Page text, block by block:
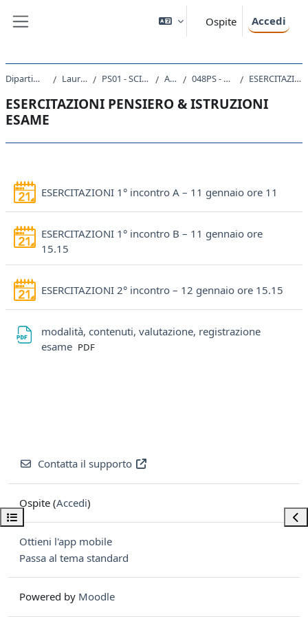
Ospite Accedi
Apri indice del corso
Dipartimento di Scienze della Vita Laurea triennale (DM270) PS01 - SCIENZE E TECNICHE PSICOLOGICHE A.A. 2020 - 2021 048PS - PENSIERO E LINGUAGGIO 2020 ESERCITAZIONI PENSIERO & ISTRUZIONI ESAME
ESERCITAZIONI PENSIERO & ISTRUZIONI
ESAME
ESERCITAZIONI 1° incontro A – 11 gennaio ore 11
ESERCITAZIONI 1° incontro B – 11 gennaio ore
15.15
ESERCITAZIONI 2° incontro – 12 gennaio ore 15.15
modalità, contenuti, valutazione, registrazione
esame File
PDF
Contatta il supporto
Ospite (Accedi)
Ottieni l'app mobile
Passa al tema standard
Powered by Moodle